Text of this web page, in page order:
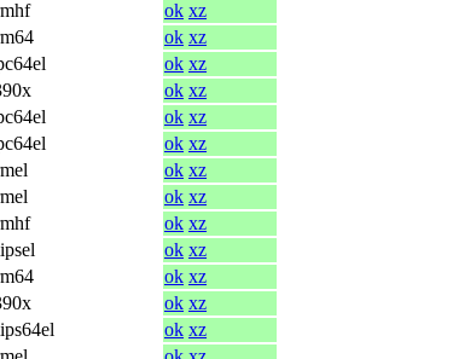
ok xz
ok xz
ok xz
ok xz
ok xz
ok xz
ok xz
ok xz
ok xz
ok xz
ok xz
ok xz
ok xz